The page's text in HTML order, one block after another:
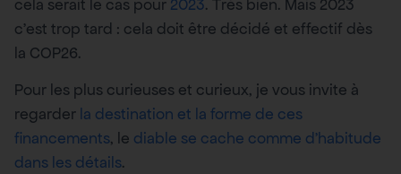
cela serait le cas pour 2023. Très bien. Mais 2023
c’est trop tard : cela doit être décidé et effectif dès
la COP26.
Pour les plus curieuses et curieux, je vous invite à
regarder la destination et la forme de ces
financements, le diable se cache comme d’habitude
dans les détails.